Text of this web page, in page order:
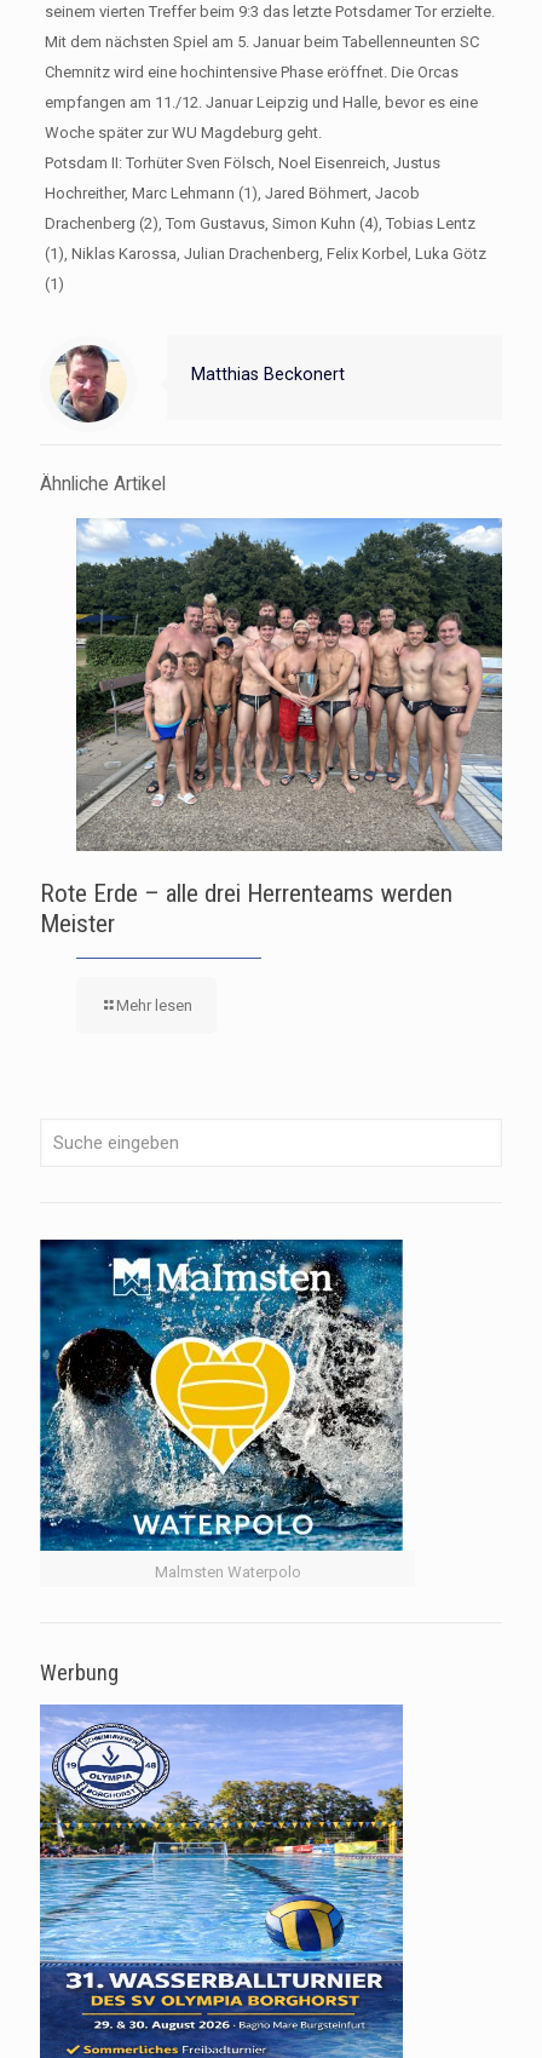
seinem vierten Treffer beim 9:3 das letzte Potsdamer Tor erzielte.
Mit dem nächsten Spiel am 5. Januar beim Tabellenneunten SC
Chemnitz wird eine hochintensive Phase eröffnet. Die Orcas
empfangen am 11./12. Januar Leipzig und Halle, bevor es eine
Woche später zur WU Magdeburg geht.
Potsdam II: Torhüter Sven Fölsch, Noel Eisenreich, Justus
Hochreither, Marc Lehmann (1), Jared Böhmert, Jacob
Drachenberg (2), Tom Gustavus, Simon Kuhn (4), Tobias Lentz
(1), Niklas Karossa, Julian Drachenberg, Felix Korbel, Luka Götz
(1)
Matthias Beckonert
Ähnliche Artikel
Rote Erde – alle drei Herrenteams werden
Meister
Mehr lesen
Malmsten Waterpolo
Werbung